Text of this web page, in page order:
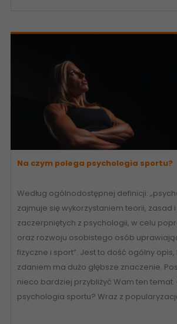
Na czym polega psychologia sportu?
Według ogólnodostępnej definicji:
zajmuje się wykorzystaniem teorii, zasad
zaczerpniętych z psychologii, w celu
oraz rozwoju osobistego osób
fizyczne i sport”. Jest to dość ogólny opis,
zdaniem ma dużo głębsze znaczenie.
nieco bardziej przybliżyć Wam ten temat.
psychologia sportu? Wraz z